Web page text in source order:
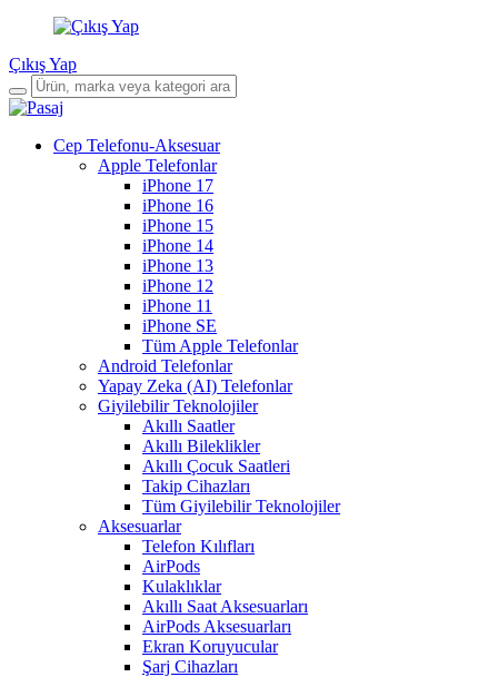
Çıkış Yap
Cep Telefonu-Aksesuar
Apple Telefonlar
iPhone 17
iPhone 16
iPhone 15
iPhone 14
iPhone 13
iPhone 12
iPhone 11
iPhone SE
Tüm Apple Telefonlar
Android Telefonlar
Yapay Zeka (AI) Telefonlar
Giyilebilir Teknolojiler
Akıllı Saatler
Akıllı Bileklikler
Akıllı Çocuk Saatleri
Takip Cihazları
Tüm Giyilebilir Teknolojiler
Aksesuarlar
Telefon Kılıfları
AirPods
Kulaklıklar
Akıllı Saat Aksesuarları
AirPods Aksesuarları
Ekran Koruyucular
Şarj Cihazları